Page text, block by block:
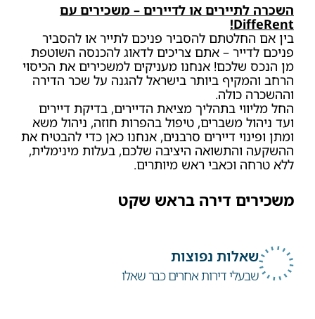
השכרה לתיירים או לדיירים – משכירים עם
DiffeRent!
בין אם החלטתם להסביר פניכם לתייר או להסביר
פניכם לדייר – אתם צריכים לדאוג להכנסה השוטפת
מן הנכס שלכם! אנחנו מעניקים למשכירים את הכיסוי
הרחב והמקיף ביותר בישראל להגנה על שכר הדירה
וההשכרה כולה.
החל מליווי בתהליך מציאת הדיירים, בדיקת דיירים
ועד ניהול משברים, טיפול בהפרות חוזה, ניהול משא
ומתן ופינוי דיירים סרבנים, אנחנו כאן כדי להבטיח את
ההשקעה והתשואה היציבה שלכם, בעלות מינימלית,
ללא טרחה וכאבי ראש מיותרים.
משכירים דירה בראש שקט
שאלות נפוצות
שבעלי דירות אחרים כבר שאלו